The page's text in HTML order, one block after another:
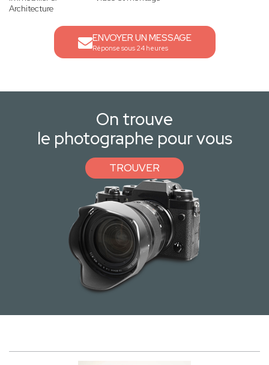
Architecture
ENVOYER UN MESSAGE
Réponse sous 24 heures
On trouve
le photographe pour vous
TROUVER